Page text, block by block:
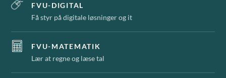
FVU-DIGITAL
Få styr på digitale løsninger og it
FVU-MATEMATIK
Lær at regne og læse tal